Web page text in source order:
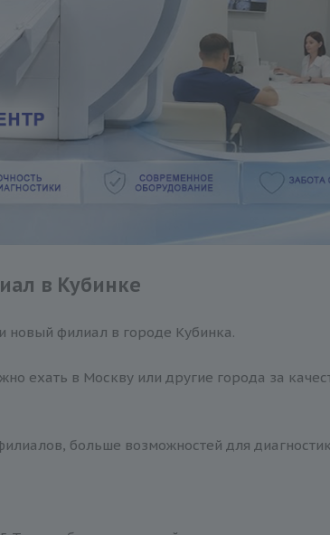
в Кубинке
новый филиал в городе Кубинка.
ехать в Москву или другие города за
больше возможностей для